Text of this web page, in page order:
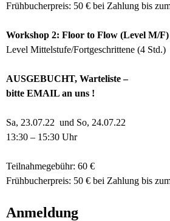
Frühbucherpreis: 50 € bei Zahlung bis
Workshop 2: Floor to Flow (Level M/F)
Level Mittelstufe/Fortgeschrittene (4 Std.)
AUSGEBUCHT, Warteliste –
bitte EMAIL an uns !
Sa, 23.07.22 und So, 24.07.22
13:30 – 15:30 Uhr
Teilnahmegebühr: 60 €
Frühbucherpreis: 50 € bei Zahlung bis
Anmeldung